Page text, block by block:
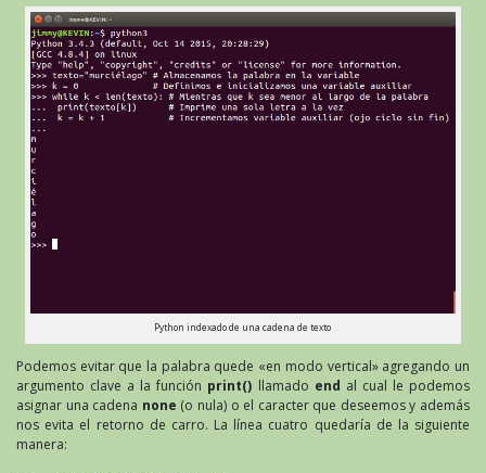
Python indexado de una cadena de texto
Podemos evitar que la palabra quede «en modo vertical» agregando un
argumento clave a la función print() llamado end al cual le podemos
asignar una cadena none (o nula) o el caracter que deseemos y además
nos evita el retorno de carro. La línea cuatro quedaría de la siguiente
manera: